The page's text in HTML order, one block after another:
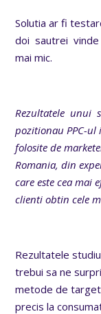
Solutia ar fi
doi sautrei vinde
mai mic.
Rezultatele unui
pozitionau PPC-
folosite de
Romania, din
care este cea mai
clienti obtin cele
Rezultatele
trebui sa ne
metode de
precis la